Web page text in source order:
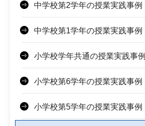
中学校第2学年の授業実践事例
中学校第1学年の授業実践事例
小学校学年共通の授業実践事例
小学校第6学年の授業実践事例
小学校第5学年の授業実践事例